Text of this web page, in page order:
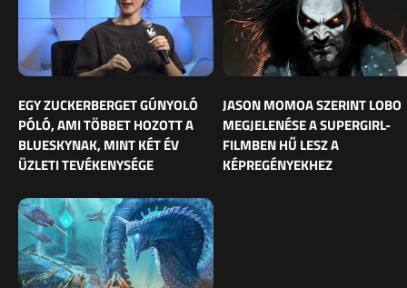
EGY ZUCKERBERGET GÚNYOLÓ
PÓLÓ, AMI TÖBBET HOZOTT A
BLUESKYNAK, MINT KÉT ÉV
ÜZLETI TEVÉKENYSÉGE
JASON MOMOA SZERINT LOBO
MEGJELENÉSE A SUPERGIRL-
FILMBEN HŰ LESZ A
KÉPREGÉNYEKHEZ